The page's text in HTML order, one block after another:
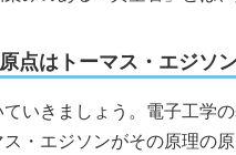
点はトーマス・エジソ
いきましょう。電子工学
・エジソンがその原理の